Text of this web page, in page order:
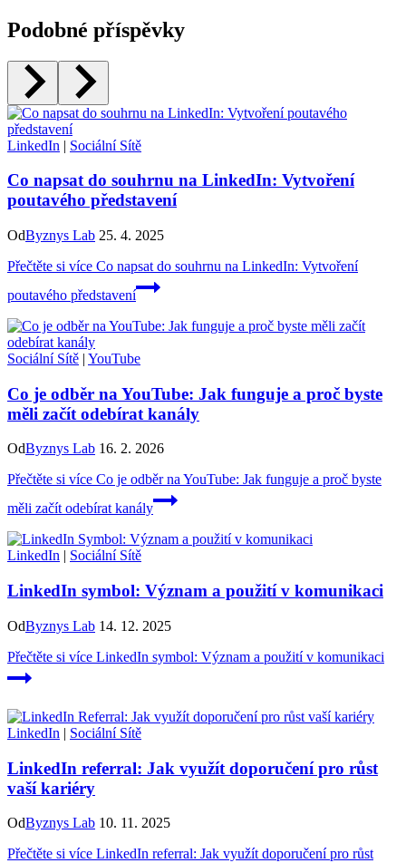
Podobné příspěvky
LinkedIn | Sociální Sítě
Co napsat do souhrnu na LinkedIn: Vytvoření
poutavého představení
OdByznys Lab 25. 4. 2025
Přečtěte si více Co napsat do souhrnu na LinkedIn: Vytvoření
poutavého představení
Sociální Sítě | YouTube
Co je odběr na YouTube: Jak funguje a proč byste
měli začít odebírat kanály
OdByznys Lab 16. 2. 2026
Přečtěte si více Co je odběr na YouTube: Jak funguje a proč byste
měli začít odebírat kanály
LinkedIn | Sociální Sítě
LinkedIn symbol: Význam a použití v komunikaci
OdByznys Lab 14. 12. 2025
Přečtěte si více LinkedIn symbol: Význam a použití v komunikaci
LinkedIn | Sociální Sítě
LinkedIn referral: Jak využít doporučení pro růst
vaší kariéry
OdByznys Lab 10. 11. 2025
Přečtěte si více LinkedIn referral: Jak využít doporučení pro růst